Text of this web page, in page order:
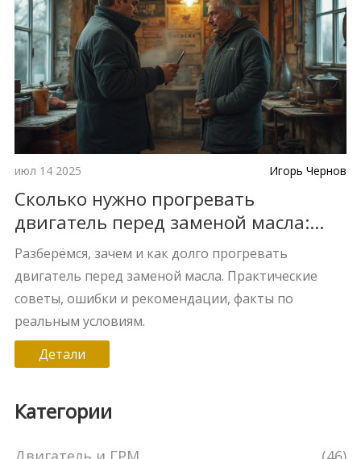
июл 14 2025 Игорь Чернов
Сколько нужно прогревать
двигатель перед заменой масла:
правильные сроки и советы
Разберёмся, зачем и как долго прогревать
двигатель перед заменой масла. Практические
советы, ошибки и рекомендации, факты по
реальным условиям.
Детали
Категории